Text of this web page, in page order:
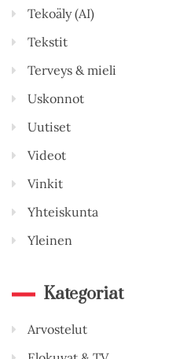
Tekoäly (AI)
Tekstit
Terveys & mieli
Uskonnot
Uutiset
Videot
Vinkit
Yhteiskunta
Yleinen
Kategoriat
Arvostelut